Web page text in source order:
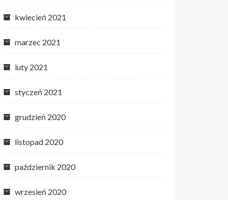
kwiecień 2021
marzec 2021
luty 2021
styczeń 2021
grudzień 2020
listopad 2020
październik 2020
wrzesień 2020